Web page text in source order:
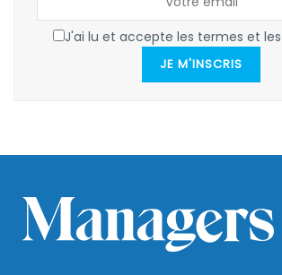
J'ai lu et accepte les termes et
JE M'INSCRIS